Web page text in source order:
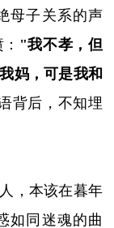
母子关系的声
"我不孝，但
妈，可是我和
背后， 不知埋
，本该在暮年
如同迷魂的曲